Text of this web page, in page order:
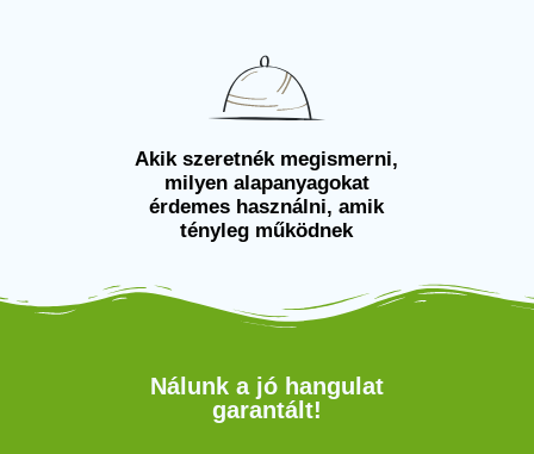
Akik szeretnék megismerni,
milyen alapanyagokat
érdemes használni, amik
tényleg működnek
Nálunk a jó hangulat
garantált!